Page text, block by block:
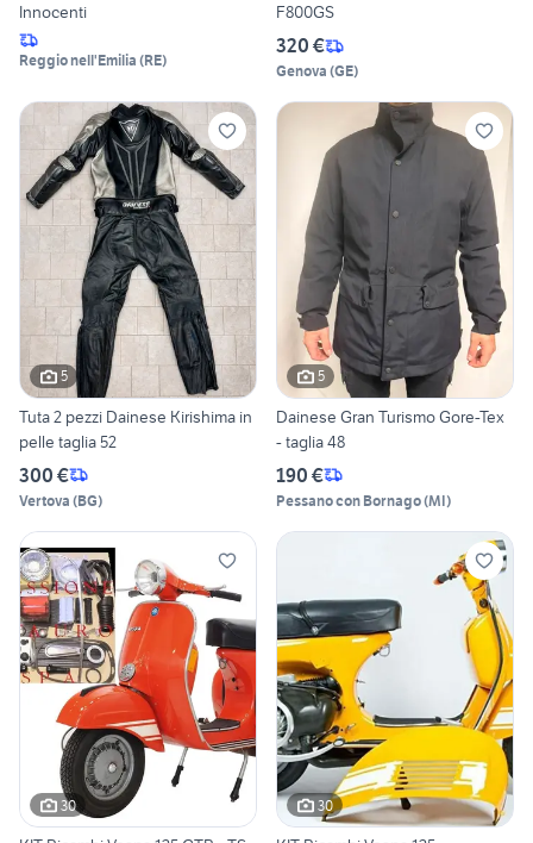
Innocenti
Reggio nell'Emilia (RE)
F800GS
320 €
Genova (GE)
5
Tuta 2 pezzi Dainese Kirishima in
pelle taglia 52
300 €
Vertova (BG)
5
Dainese Gran Turismo Gore-Tex
- taglia 48
190 €
Pessano con Bornago(MI)
30 30